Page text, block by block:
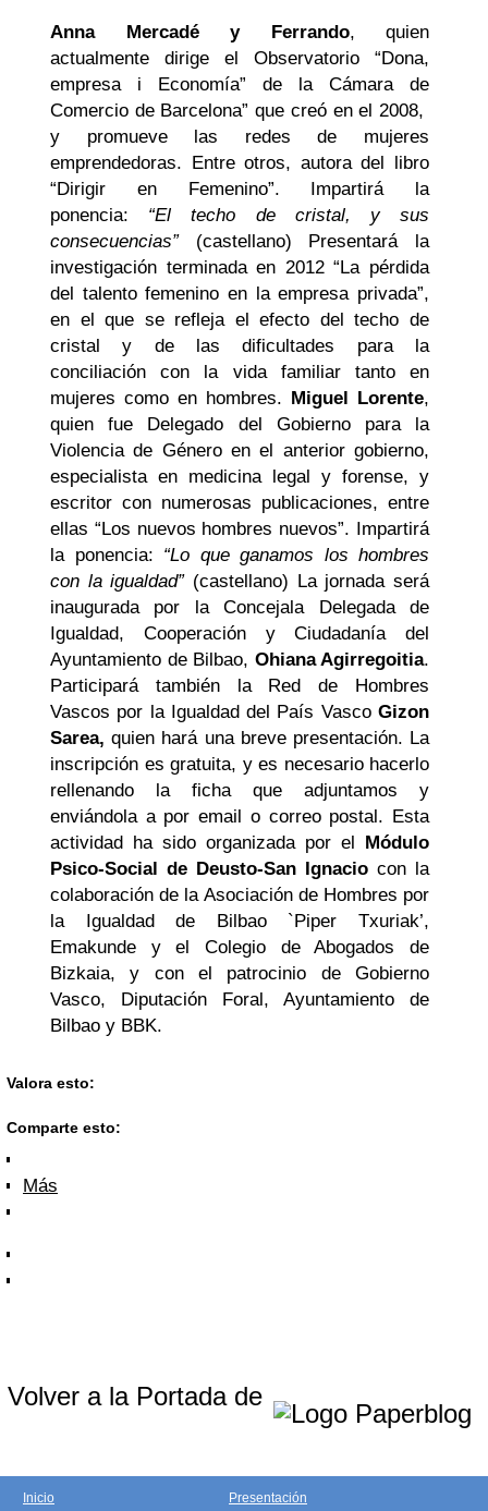
Anna Mercadé y Ferrando, quien
actualmente dirige el Observatorio “Dona,
empresa i Economía” de la Cámara de
Comercio de Barcelona” que creó en el 2008,
y promueve las redes de mujeres
emprendedoras. Entre otros, autora del libro
“Dirigir en Femenino”. Impartirá la
ponencia: “El techo de cristal, y sus
consecuencias” (castellano)
Presentará la
investigación terminada en 2012 “La pérdida
del talento femenino en la empresa privada”,
en el que se refleja el efecto del techo de
cristal y de las dificultades para la
conciliación con la vida familiar tanto en
mujeres como en hombres. Miguel Lorente,
quien fue Delegado del Gobierno para la
Violencia de Género en el anterior gobierno,
especialista en medicina legal y forense, y
escritor con numerosas publicaciones, entre
ellas “Los nuevos hombres nuevos”. Impartirá
la ponencia: “Lo que ganamos los hombres
con la igualdad” (castellano) La jornada será
inaugurada por la Concejala Delegada de
Igualdad, Cooperación y Ciudadanía del
Ayuntamiento de Bilbao, Ohiana Agirregoitia.
Participará también la Red de Hombres
Vascos por la Igualdad del País Vasco Gizon
Sarea, quien hará una breve presentación. La
inscripción es gratuita, y es necesario hacerlo
rellenando la ficha que adjuntamos y
enviándola a por email o correo postal. Esta
actividad ha sido organizada por el Módulo
Psico-Social de Deusto-San Ignacio con la
colaboración de la Asociación de Hombres por
la Igualdad de Bilbao `Piper Txuriak’,
Emakunde y el Colegio de Abogados de
Bizkaia, y con el patrocinio de Gobierno
Vasco, Diputación Foral, Ayuntamiento de
Bilbao y BBK.
Valora esto:
Comparte esto:
Más
Volver a la Portada de
Inicio
Presentación